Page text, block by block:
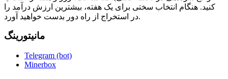
کنید. هنگام انتخاب سختی برای یک هفته، بیشترین ارزش درآمد را
در استخراج از راه دور بدست خواهید آورد.
مانیتورینگ
Telegram (bot)
Minerbox